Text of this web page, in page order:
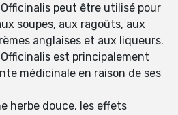
peut être utilisé pour
soupes, aux ragoûts, aux
anglaises et aux liqueurs.
est principalement
médicinale en raison de ses
herbe douce, les effets